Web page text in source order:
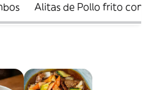
Alitas de Pollo frito con